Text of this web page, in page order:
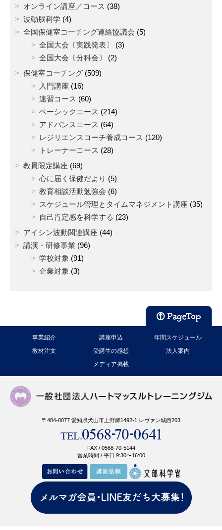
オンライン講座／コース (38)
波動脳科学 (4)
全国保健室コーチング連絡協議会 (5)
全国大会〔実践発表〕
(3)
全国大会〔分科会〕
(2)
保健室コーチング(509)
入門講座 (16)
速習コース (60)
ベーシックコース (214)
アドバンスコース (64)
レジリエンスコーチ養成コース (120)
トレーナーコース (28)
教員限定講座 (69)
心に届く保健だより (5)
教育相談活動勉強会 (6)
スケジュール管理とタイムマネジメント講座 (35)
自己肯定感を科学する (23)
アイシン波動関連講座 (44)
講演・研修事業 (96)
学校対象 (91)
企業対象 (3)
事業紹介 講座申込
年間スケジュール
教材注文
受講生の感想
法人案内
メディア掲載
〒484-0077 愛知県犬山市上野郷1492-1 レヴァン城西203
FAX / 0568-70-5144
営業時間 / 平日 9:30〜16:00